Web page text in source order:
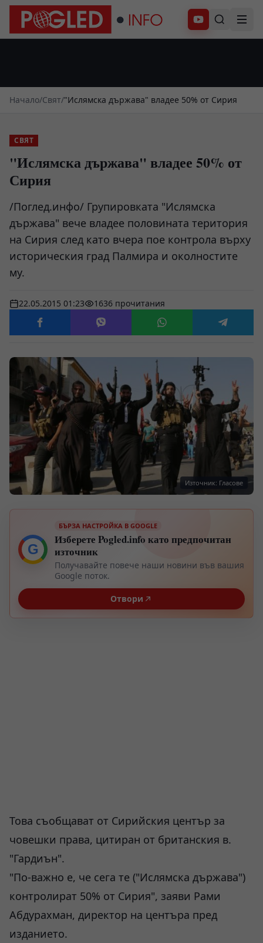
Абонирай се
Начало/Свят/"Ислямска държава" владее 50% от Сирия
СВЯТ
"Ислямска държава" владее 50% от
Сирия
/Поглед.инфо/ Групировката "Ислямска
държава" вече владее половината територия
на Сирия след като вчера пое контрола върху
историческия град Палмира и околностите
му.
22.05.2015 01:23 1636 прочитания
Източник: Гласове
G
БЪРЗА НАСТРОЙКА В GOOGLE
Изберете Pogled.info като предпочитан
източник
Получавайте повече наши новини във вашия
Google поток.
Отвори
Това съобщават от Сирийския център за
човешки права, цитиран от британския в.
"Гардиън".
"По-важно е, че сега те ("Ислямска държава")
контролират 50% от Сирия", заяви Рами
Абдурахман, директор на центъра пред
изданието.